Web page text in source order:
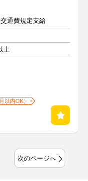
通費規定支給
上
以内OK）
次のページへ